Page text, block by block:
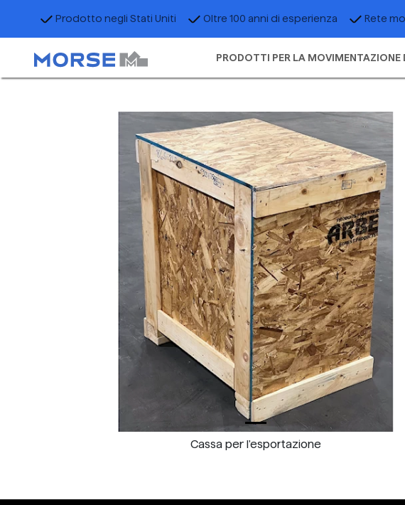
Prodotto negli Stati Uniti Oltre 100 anni di esperienza Rete
PRODOTTI PER LA MOVIMENTAZIONE
Cassa per l'esportazione